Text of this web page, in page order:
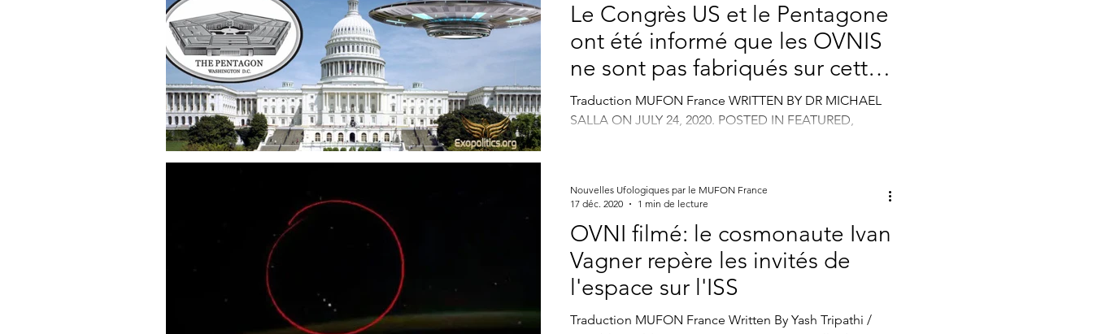
Le Congrès US et le Pentagone
ont été informé que les OVNIS
ne sont pas fabriqués sur cette
terre
Traduction MUFON France WRITTEN BY DR MICHAEL
SALLA ON JULY 24, 2020. POSTED IN FEATURED,
OVNI filmé: le cosmonaute Ivan
Vagner repère les invités de
l'espace sur l'ISS
Traduction MUFON France Written By Yash Tripathi /
Nouvelles Ufologiques par le MUFON France
17 déc. 2020
1 min de lecture